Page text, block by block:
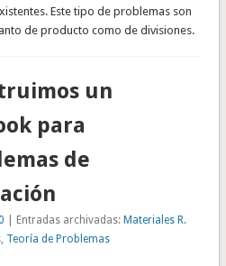
Este tipo de problemas son
de producto como de divisiones.
un
para
de
| Entradas archivadas:Materiales R.
Teoría de Problemas